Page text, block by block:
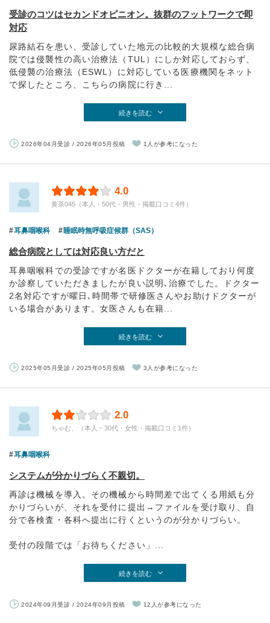
受診のコツはセカンドオピニオン。抜群のフットワークで即
対応
尿路結石を患い、受診していた地元の比較的大規模な総合病
院では侵襲性の高い治療法（TUL）にしか対応しておらず、
低侵襲の治療法（ESWL）に対応している医療機関をネット
で探したところ、こちらの病院に行き...
続きを読む
2026年04月受診 / 2026年05月投稿 1人が参考になった
4.0
黄茶045（本人・50代・男性・掲載口コミ4件）
耳鼻咽喉科 睡眠時無呼吸症候群（SAS）
総合病院としては対応良い方だと
耳鼻咽喉科での受診ですが名医ドクターが在籍しており何度
か診察していただきましたが良い説明､治療でした。ドクター
2名対応ですが曜日､時間帯で研修医さんやお助けドクターが
いる場合があります。女医さんも在籍...
続きを読む
2025年05月受診 / 2025年05月投稿 3人が参考になった
2.0
ちゃむ、（本人・30代・女性・掲載口コミ1件）
耳鼻咽喉科
システムが分かりづらく不親切。
再診は機械を導入。その機械から時間差で出てくる用紙も分
かりづらいが、それを受付に提出→ファイルを受け取り、自
分で各検査・各科へ提出に行くというのが分かりづらい。
受付の段階では「お待ちください」...
続きを読む
2024年09月受診 / 2024年09月投稿 12人が参考になった